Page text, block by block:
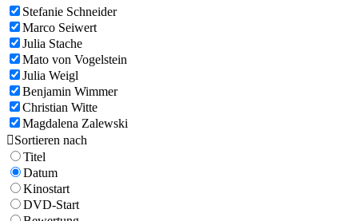
Stefanie Schneider
Marco Seiwert
Julia Stache
Mato von Vogelstein
Julia Weigl
Benjamin Wimmer
Christian Witte
Magdalena Zalewski
Sortieren nach
Titel
Datum
Kinostart
DVD-Start